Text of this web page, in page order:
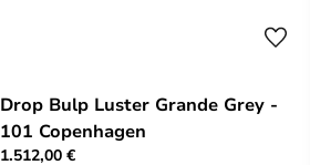
Drop Bulp Luster Grande Grey -
101 Copenhagen
1.512,00 €